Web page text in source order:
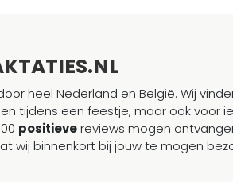
heel Nederland en België. Wij
tijdens een feestje, maar ook voor
positievereviews mogen
wij binnenkort bij jouw te mogen